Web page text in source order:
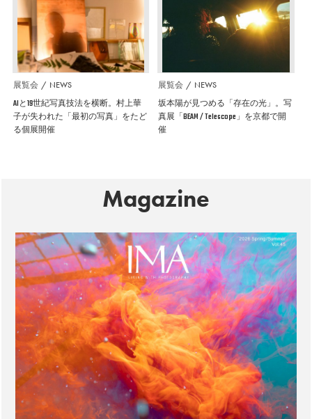
展覧会 NEWS
AIと19世紀写真技法を横断。村上華
子が失われた「最初の写真」をたど
る個展開催
展覧会 NEWS
坂本陽が見つめる「存在の光」。写
真展「BEAM / Telescope」を京都で開
催
Magazine